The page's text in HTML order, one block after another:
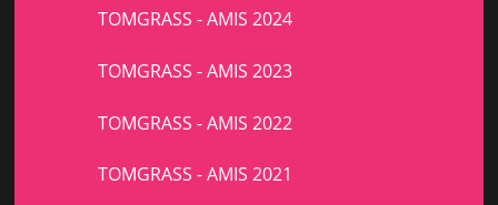
TOMGRASS - AMIS 2024
TOMGRASS - AMIS 2023
TOMGRASS - AMIS 2022
TOMGRASS - AMIS 2021